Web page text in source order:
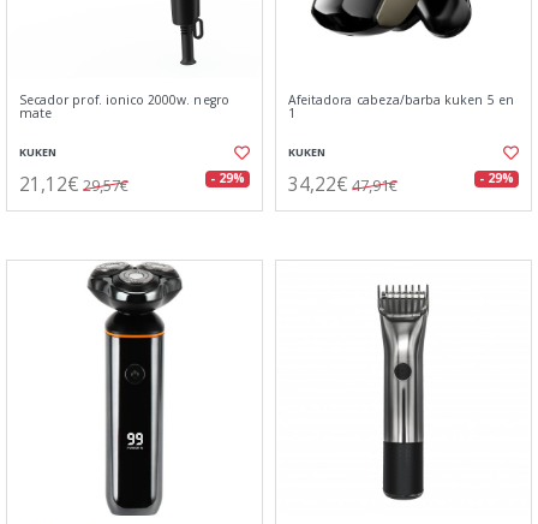
Secador prof. ionico 2000w. negro
mate
KUKEN
21,12€ 29,57€ - 29%
Afeitadora cabeza/barba kuken 5 en
1
KUKEN
34,22€ 47,91€ - 29%